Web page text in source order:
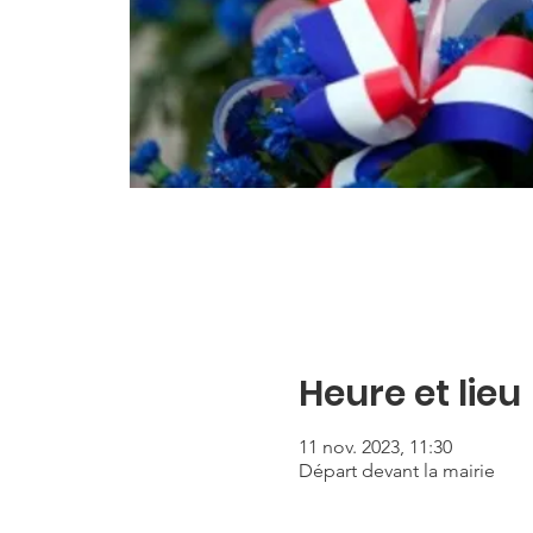
Heure et lieu
11 nov. 2023, 11:30
Départ devant la mairie